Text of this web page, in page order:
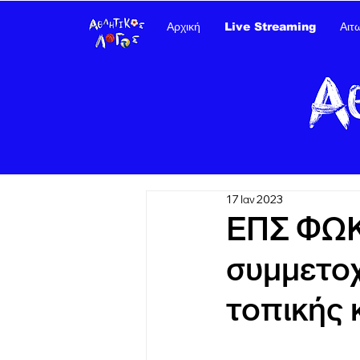
Αρχική Live Streaming
ΕΠΣ
τοπικής
17 Ιαν 2023